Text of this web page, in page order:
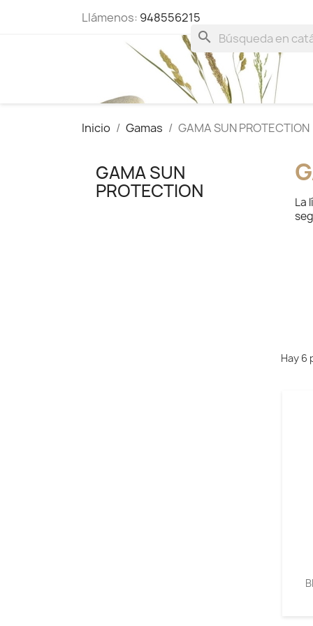
Llámenos: 948556215
search
Inicio Gamas GAMA SUN PROTECTION
GAMA SUN
PROTECTION
La
Hay 6